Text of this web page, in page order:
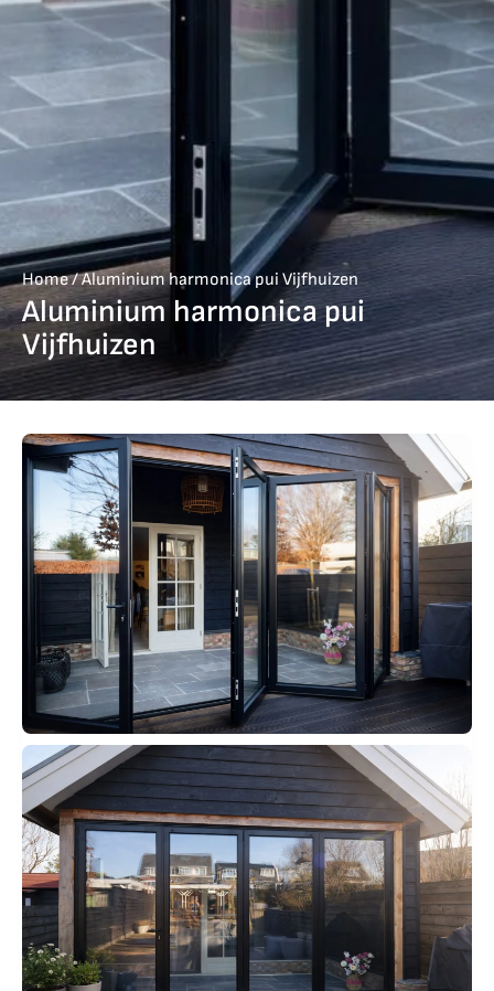
Home/Aluminium harmonica pui Vijfhuizen
Aluminium harmonica pui
Vijfhuizen